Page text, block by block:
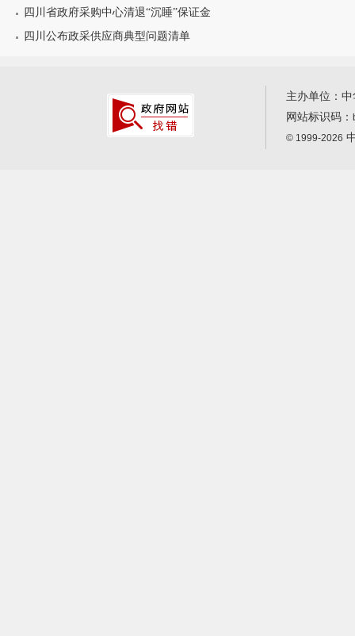
四川省政府采购中心清退“沉睡”保证金
四川公布政采供应商典型问题清单
主办单位：
网站标识码：
© 1999-2026